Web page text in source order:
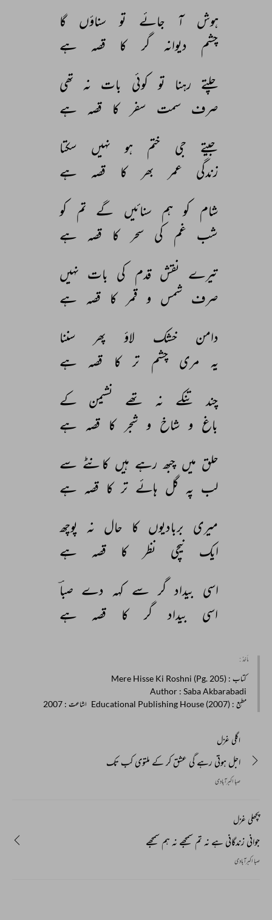
ہوش
آ جائے تو سناؤں
گا
چشم
دیوانہ گر کا قصہ
ہے
چلتے رہنا تو کوئی بات نہ تھی
صرف سمت سفر کا قصہ
ہے
جیتے
جی ختم ہو نہیں
سکتا
زندگی
عمر بھر کا قصہ
ہے
شام کو ہم سنائیں گے تم کو
شب غم کی سحر کا قصہ
ہے
تیرے نقش قدم کی بات نہیں
صرف شمس و قمر کا قصہ ہے
دامن
خشک لاؤ پھر
سننا
یہ
مری چشم تر کا قصہ
ہے
چند
تنکے نہ تھے نشیمن
کے
باغ و شاخ و شجر کا قصہ ہے
حلق میں چبھ رہے ہیں کانٹے سے
لب پہ گل ہائے تر کا قصہ ہے
میری بربادیوں کا حال نہ پوچھ
ایک
نیچی نظر کا قصہ
ہے
اسی بیداد گر سے کہہ دے صباؔ
اسی
بیداد گر کا قصہ ہے
مأخذ :
کتاب : Mere Hisse Ki Roshni (Pg. 205)
Author : Saba Akbarabadi
مطبع : Educational Publishing House (2007) اشاعت : 2007
اگلی غزل
اجل ہوتی رہے گی عشق کر کے ملتوی کب تک
صبا اکبرآبادی
پچھلی غزل
جوانی زندگانی ہے نہ تم سمجھے نہ ہم سمجھے
صبا اکبرآبادی